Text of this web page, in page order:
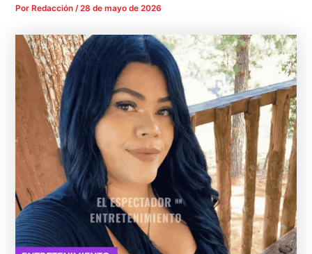
Por Redacción/28 de mayo de 2026